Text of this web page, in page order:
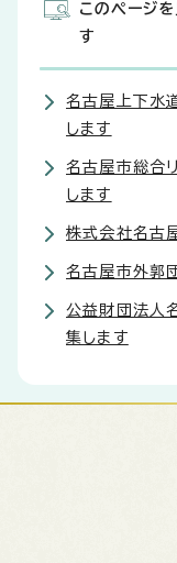
このページ
す
名古屋上下水
します
名古屋市総合
します
株式会社名古
名古屋市外郭
公益財団法人
集します